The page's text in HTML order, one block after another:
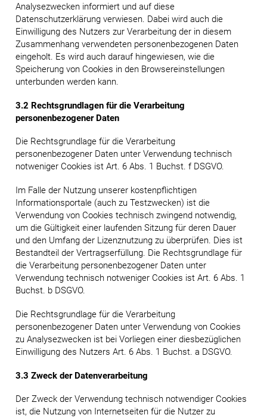
Analysezwecken informiert und auf diese
Datenschutzerklärung verwiesen. Dabei wird auch die
Einwilligung des Nutzers zur Verarbeitung der in diesem
Zusammenhang verwendeten personenbezogenen Daten
eingeholt. Es wird auch darauf hingewiesen, wie die
Speicherung von Cookies in den Browsereinstellungen
unterbunden werden kann.
3.2 Rechtsgrundlagen für die Verarbeitung
personenbezogener Daten
Die Rechtsgrundlage für die Verarbeitung
personenbezogener Daten unter Verwendung technisch
notweniger Cookies ist Art. 6 Abs. 1 Buchst. f DSGVO.
Im Falle der Nutzung unserer kostenpflichtigen
Informationsportale (auch zu Testzwecken) ist die
Verwendung von Cookies technisch zwingend notwendig,
um die Gültigkeit einer laufenden Sitzung für deren Dauer
und den Umfang der Lizenznutzung zu überprüfen. Dies ist
Bestandteil der Vertragserfüllung. Die Rechtsgrundlage für
die Verarbeitung personenbezogener Daten unter
Verwendung technisch notweniger Cookies ist Art. 6 Abs. 1
Buchst. b DSGVO.
Die Rechtsgrundlage für die Verarbeitung
personenbezogener Daten unter Verwendung von Cookies
zu Analysezwecken ist bei Vorliegen einer diesbezüglichen
Einwilligung des Nutzers Art. 6 Abs. 1 Buchst. a DSGVO.
3.3 Zweck der Datenverarbeitung
Der Zweck der Verwendung technisch notwendiger Cookies
ist, die Nutzung von Internetseiten für die Nutzer zu